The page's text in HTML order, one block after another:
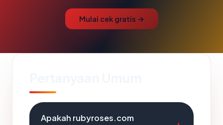
Mulai cek gratis →
Apakah rubyroses.com